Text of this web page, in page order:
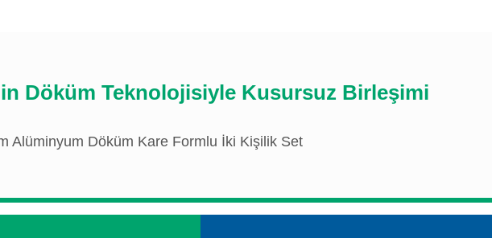
Döküm Teknolojisiyle Kusursuz Birleşimi
Alüminyum Döküm Kare Formlu İki Kişilik Set